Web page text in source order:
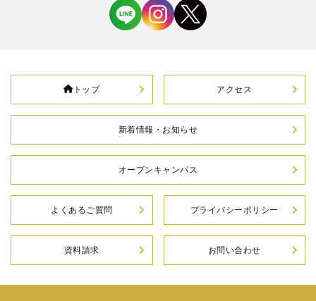
トップ アクセス
新着情報・お知らせ
オープンキャンパス
よくあるご質問 プライバシーポリシー
資料請求 お問い合わせ